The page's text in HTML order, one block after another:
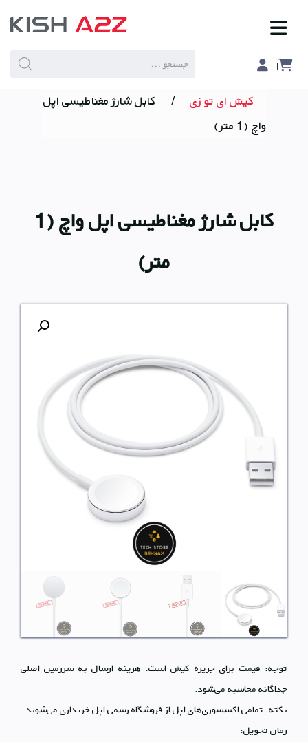
search
کیش ای تو زی /
کابل شارژ مغناطیسی اپل
واچ (1 متر)
کابل شارژ مغناطیسی اپل واچ (1
متر)
توجه: قیمت‌ برای جزیره کیش است. هزینه ارسال به سرزمین اصلی
جداگانه محاسبه می‌شود.
نکته: تمامی اکسسوری‌های اپل از فروشگاه رسمی اپل خریداری می‌شوند.
زمان تحویل: